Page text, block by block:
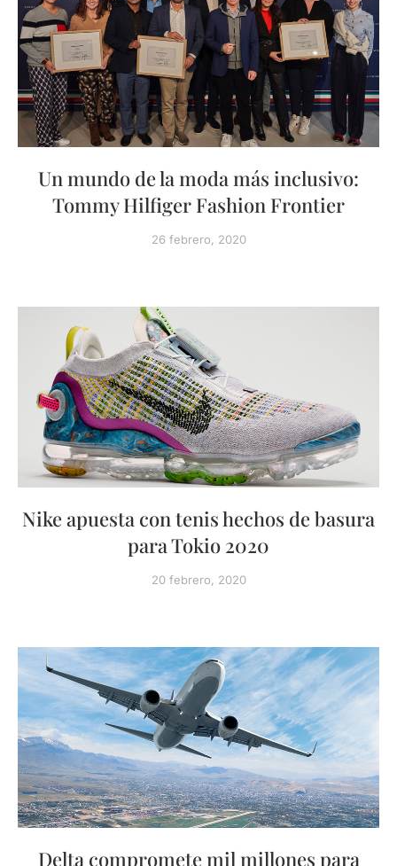
Un mundo de la moda más inclusivo:
Tommy Hilfiger Fashion Frontier
26 febrero, 2020
Nike apuesta con tenis hechos de basura
para Tokio 2020
20 febrero, 2020
Delta compromete mil millones para